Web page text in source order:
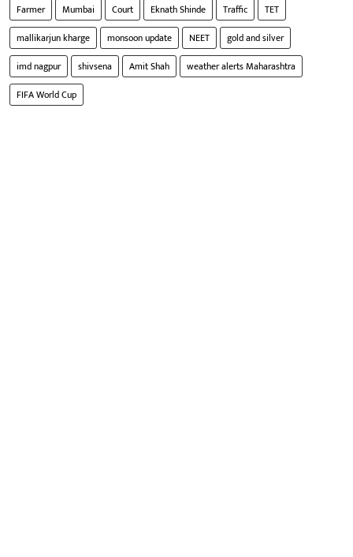
Farmer Mumbai Court Eknath Shinde Traffic
TET
mallikarjun kharge
monsoon update NEET
gold and silver
imd nagpur
shivsena Amit Shah
weather alerts Maharashtra
FIFA World Cup